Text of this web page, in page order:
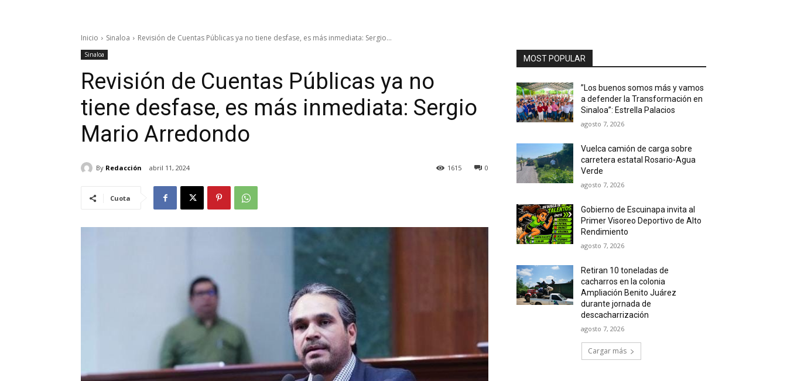
Inicio Sinaloa Revisión de Cuentas Públicas ya no tiene desfase, es más inmediata: Sergio...
Sinaloa
Revisión de Cuentas Públicas ya no
tiene desfase, es más inmediata: Sergio
Mario Arredondo
By Redacción abril 11, 2024 0
1615
Cuota
MOST POPULAR
”Los buenos somos más y vamos
a defender la Transformación en
Sinaloa”: Estrella Palacios
agosto 7, 2026
Vuelca camión de carga sobre
carretera estatal Rosario-Agua
Verde
agosto 7, 2026
Gobierno de Escuinapa invita al
Primer Visoreo Deportivo de Alto
Rendimiento
agosto 7, 2026
Retiran 10 toneladas de
cacharros en la colonia
Ampliación Benito Juárez
durante jornada de
descacharrización
agosto 7, 2026
Cargar más